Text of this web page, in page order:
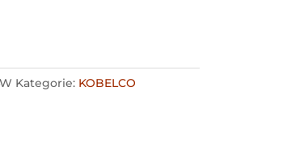
Kategorie: KOBELCO